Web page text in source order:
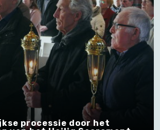
processie door het